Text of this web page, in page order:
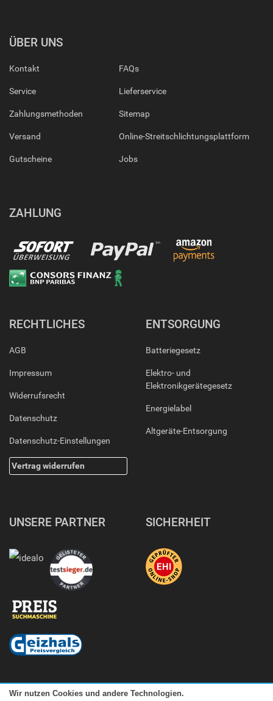
ÜBER UNS
Kontakt
Service
Zahlungsmethoden
Versand
Gutscheine
FAQs
Lieferservice
Sitemap
Online-Streitschlichtungsplattform
Jobs
ZAHLUNG
RECHTLICHES
AGB
Impressum
Widerrufsrecht
Datenschutz
Datenschutz-Einstellungen
Vertrag widerrufen
ENTSORGUNG
Batteriegesetz
Elektro- und
Elektronikgerätegesetz
Energielabel
Altgeräte-Entsorgung
UNSERE PARTNER SICHERHEIT
Wir nutzen Cookies und andere Technologien.